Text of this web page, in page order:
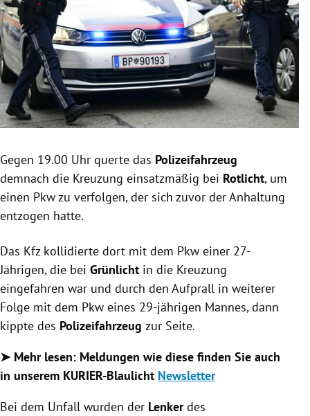
Untermenü
Untermenü
Untermenü
Untermenü
Untermenü
Gegen 19.00 Uhr querte das Polizeifahrzeug
demnach die Kreuzung einsatzmäßig bei Rotlicht, um
einen Pkw zu verfolgen, der sich zuvor der Anhaltung
entzogen hatte.
Das Kfz kollidierte dort mit dem Pkw einer 27-
Jährigen, die bei Grünlicht in die Kreuzung
eingefahren war und durch den Aufprall in weiterer
Folge mit dem Pkw eines 29-jährigen Mannes, dann
kippte des Polizeifahrzeug zur Seite.
➤ Mehr lesen: Meldungen wie diese finden Sie auch
in unserem KURIER-Blaulicht Newsletter
Bei dem Unfall wurden der Lenkerdes